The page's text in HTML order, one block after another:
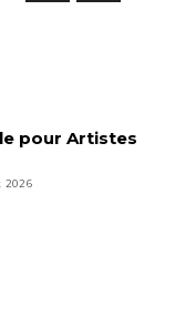
pour Artistes